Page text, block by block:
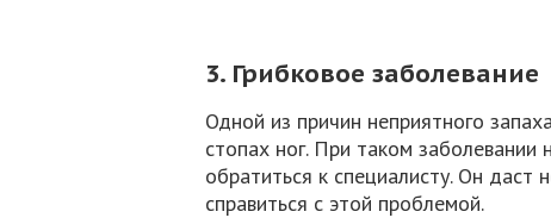
3. Грибковое заболевание
Одной из причин неприятного
стопах ног. При таком заболевании
обратиться к специалисту. Он
справиться с этой проблемой.